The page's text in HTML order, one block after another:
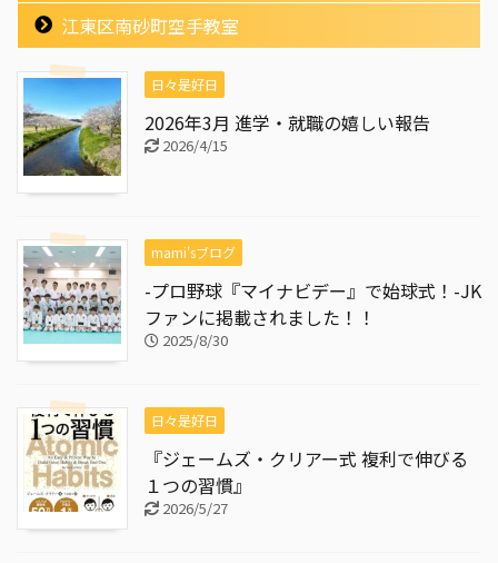
江東区南砂町空手教室
日々是好日
2026年3月 進学・就職の嬉しい報告
2026/4/15
mami'sブログ
-プロ野球『マイナビデー』で始球式！-JK
ファンに掲載されました！！
2025/8/30
日々是好日
『ジェームズ・クリアー式 複利で伸びる
１つの習慣』
2026/5/27